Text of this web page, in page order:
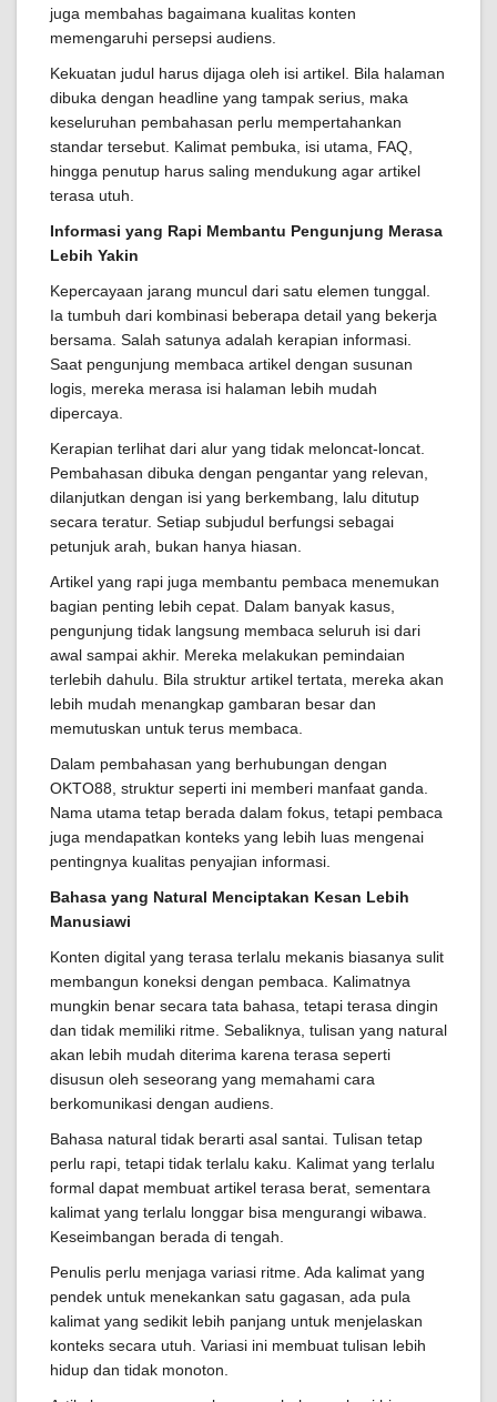
juga membahas bagaimana kualitas konten
memengaruhi persepsi audiens.
Kekuatan judul harus dijaga oleh isi artikel. Bila halaman
dibuka dengan headline yang tampak serius, maka
keseluruhan pembahasan perlu mempertahankan
standar tersebut. Kalimat pembuka, isi utama, FAQ,
hingga penutup harus saling mendukung agar artikel
terasa utuh.
Informasi yang Rapi Membantu Pengunjung Merasa
Lebih Yakin
Kepercayaan jarang muncul dari satu elemen tunggal.
Ia tumbuh dari kombinasi beberapa detail yang bekerja
bersama. Salah satunya adalah kerapian informasi.
Saat pengunjung membaca artikel dengan susunan
logis, mereka merasa isi halaman lebih mudah
dipercaya.
Kerapian terlihat dari alur yang tidak meloncat-loncat.
Pembahasan dibuka dengan pengantar yang relevan,
dilanjutkan dengan isi yang berkembang, lalu ditutup
secara teratur. Setiap subjudul berfungsi sebagai
petunjuk arah, bukan hanya hiasan.
Artikel yang rapi juga membantu pembaca menemukan
bagian penting lebih cepat. Dalam banyak kasus,
pengunjung tidak langsung membaca seluruh isi dari
awal sampai akhir. Mereka melakukan pemindaian
terlebih dahulu. Bila struktur artikel tertata, mereka akan
lebih mudah menangkap gambaran besar dan
memutuskan untuk terus membaca.
Dalam pembahasan yang berhubungan dengan
OKTO88, struktur seperti ini memberi manfaat ganda.
Nama utama tetap berada dalam fokus, tetapi pembaca
juga mendapatkan konteks yang lebih luas mengenai
pentingnya kualitas penyajian informasi.
Bahasa yang Natural Menciptakan Kesan Lebih
Manusiawi
Konten digital yang terasa terlalu mekanis biasanya sulit
membangun koneksi dengan pembaca. Kalimatnya
mungkin benar secara tata bahasa, tetapi terasa dingin
dan tidak memiliki ritme. Sebaliknya, tulisan yang natural
akan lebih mudah diterima karena terasa seperti
disusun oleh seseorang yang memahami cara
berkomunikasi dengan audiens.
Bahasa natural tidak berarti asal santai. Tulisan tetap
perlu rapi, tetapi tidak terlalu kaku. Kalimat yang terlalu
formal dapat membuat artikel terasa berat, sementara
kalimat yang terlalu longgar bisa mengurangi wibawa.
Keseimbangan berada di tengah.
Penulis perlu menjaga variasi ritme. Ada kalimat yang
pendek untuk menekankan satu gagasan, ada pula
kalimat yang sedikit lebih panjang untuk menjelaskan
konteks secara utuh. Variasi ini membuat tulisan lebih
hidup dan tidak monoton.